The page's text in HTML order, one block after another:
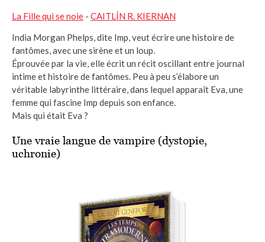
La Fille qui se noie - CAITLÍN R. KIERNAN
India Morgan Phelps, dite Imp, veut écrire une histoire de
fantômes, avec une sirène et un loup.
Éprouvée par la vie, elle écrit un récit oscillant entre journal
intime et histoire de fantômes. Peu à peu s’élabore un
véritable labyrinthe littéraire, dans lequel apparaît Eva, une
femme qui fascine Imp depuis son enfance.
Mais qui était Eva ?
Une vraie langue de vampire (dystopie,
uchronie)